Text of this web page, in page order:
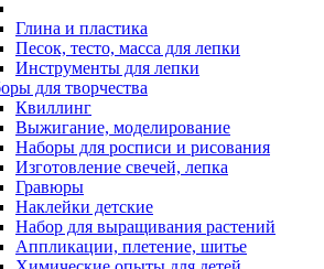
Глина и пластика
Песок, тесто, масса для лепки
Инструменты для лепки
для творчества
Квиллинг
Выжигание, моделирование
Наборы для росписи и рисования
Изготовление свечей, лепка
Гравюры
Наклейки детские
Набор для выращивания растений
Аппликации, плетение, шитье